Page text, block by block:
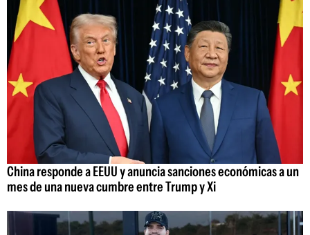
China responde a EEUU y anuncia sanciones económicas a un
mes de una nueva cumbre entre Trump y Xi